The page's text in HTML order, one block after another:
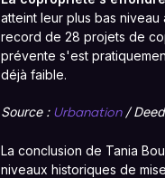
atteint leur plus bas niveau
record de 28 projets de
prévente s'est
déjà faible.
Source : Urbanation/
La conclusion de Tania
niveaux historiques de